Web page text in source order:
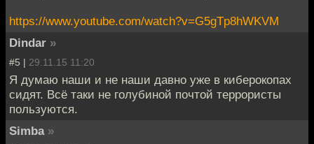
https://www.youtube.com/watch?v=G5gTp8hWKVM
Dindar »
#5 | 29.11.15 11:20
Я думаю наши и не наши давно уже в киберокопах
сидят. Всё таки не голубиной почтой террористы
пользуются.
Simba »